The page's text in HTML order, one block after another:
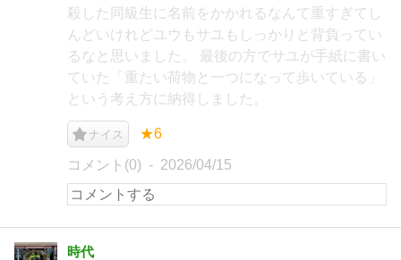
殺した同級生に名前をかかれるなんて重すぎてし
んどいけれどユウもサユもしっかりと背負ってい
るなと思いました。 最後の方でサユが手紙に書い
ていた「重たい荷物と一つになって歩いている」
という考え方に納得しました。
ナイス ★6
コメント(0) 2026/04/15
時代